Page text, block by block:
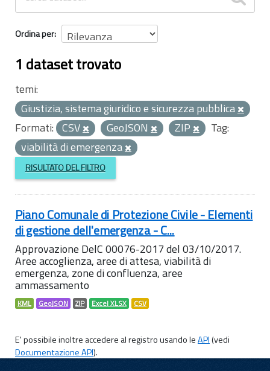
Ordina per
1 dataset trovato
temi:
Giustizia, sistema giuridico e sicurezza pubblica
Formati: CSV GeoJSON ZIP
Tag:
viabilità di emergenza
RISULTATO DEL FILTRO
Piano Comunale di Protezione Civile - Elementi
di gestione dell'emergenza - C...
Approvazione DelC 00076-2017 del 03/10/2017.
Aree accoglienza, aree di attesa, viabilità di
emergenza, zone di confluenza, aree
ammassamento
KML GeoJSON ZIP Excel XLSX CSV
E' possibile inoltre accedere al registro usando leAPI(vedi
Documentazione API).